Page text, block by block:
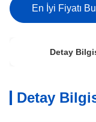
En İyi Fiyatı
Detay
Detay